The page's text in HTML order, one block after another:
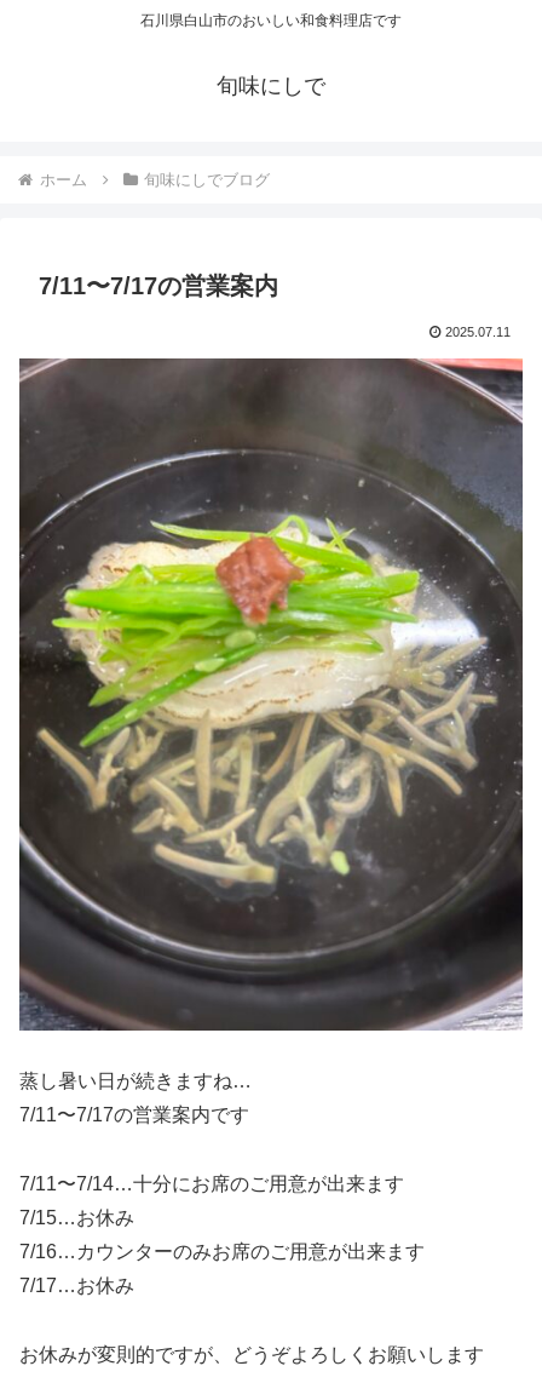
石川県白山市のおいしい和食料理店です
旬味にしで
ホーム 旬味にしでブログ
7/11〜7/17の営業案内
2025.07.11
蒸し暑い日が続きますね…
7/11〜7/17の営業案内です
7/11〜7/14…十分にお席のご用意が出来ます
7/15…お休み
7/16…カウンターのみお席のご用意が出来ます
7/17…お休み
お休みが変則的ですが、どうぞよろしくお願いします